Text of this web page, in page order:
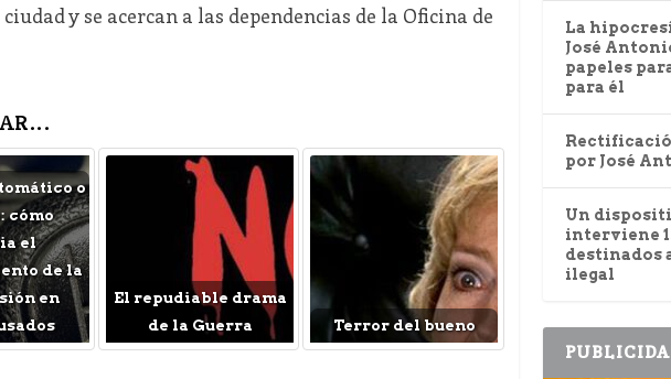
y se acercan a las dependencias de la Oficina de
o
cómo
el
de la
en
El repudiable drama
de la Guerra
Terror del bueno
La
José
papeles
para él
por José
Un
interviene
destinados
ilegal